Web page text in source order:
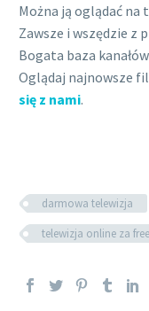
Można ją oglądać
Zawsze i wszędzie z
Bogata baza
Oglądaj najnowsze
się z nami.
darmowa telewizja
telewizja online za free